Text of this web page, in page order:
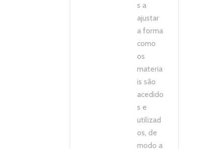
s a
ajustar
a forma
como
os
materia
is são
acedido
s e
utilizad
os, de
modo a